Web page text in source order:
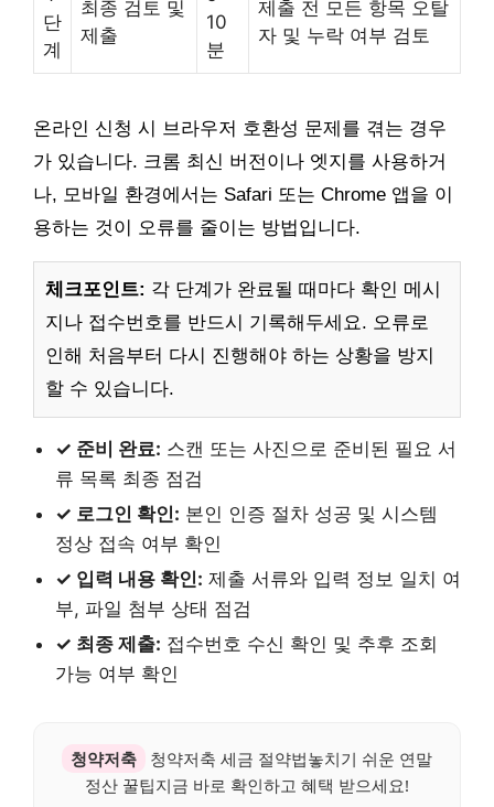
단
계
최종 검토 및
제출
10
분
제출 전 모든 항목 오탈
자 및 누락 여부 검토
온라인 신청 시 브라우저 호환성 문제를 겪는 경우
가 있습니다. 크롬 최신 버전이나 엣지를 사용하거
나, 모바일 환경에서는 Safari 또는 Chrome 앱을 이
용하는 것이 오류를 줄이는 방법입니다.
체크포인트: 각 단계가 완료될 때마다 확인 메시
지나 접수번호를 반드시 기록해두세요. 오류로
인해 처음부터 다시 진행해야 하는 상황을 방지
할 수 있습니다.
✓ 준비 완료: 스캔 또는 사진으로 준비된 필요 서
류 목록 최종 점검
✓ 로그인 확인: 본인 인증 절차 성공 및 시스템
정상 접속 여부 확인
✓ 입력 내용 확인: 제출 서류와 입력 정보 일치 여
부, 파일 첨부 상태 점검
✓ 최종 제출: 접수번호 수신 확인 및 추후 조회
가능 여부 확인
청약저축
청약저축 세금 절약법놓치기 쉬운 연말
정산 꿀팁지금 바로 확인하고 혜택 받으세요!